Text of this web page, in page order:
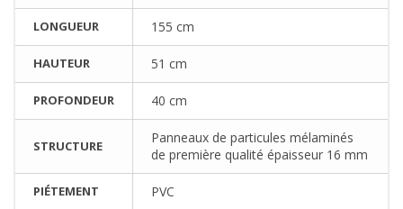
LONGUEUR 155 cm
HAUTEUR 51 cm
PROFONDEUR 40 cm
STRUCTURE
Panneaux de particules mélaminés
de première qualité épaisseur 16 mm
PIÉTEMENT PVC